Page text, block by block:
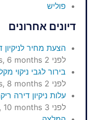
פוליש
דיונים אחרונים
הצעת מחיר לניקיון
לפני 2 years, 6 months
בירור לגבי ניקוי
לפני 2 years, 8 months
עלות ניקיון דירה
לפני 3 years, 10 months